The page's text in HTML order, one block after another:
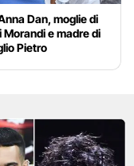
Dan, moglie di
Morandi e madre di
Pietro